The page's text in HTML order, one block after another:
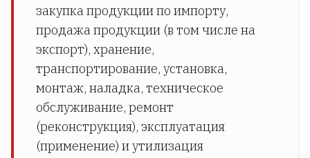
закупка продукции по импорту,
продажа продукции (в том числе на
экспорт), хранение,
транспортирование, установка,
монтаж, наладка, техническое
обслуживание, ремонт
(реконструкция), эксплуатация
(применение) и утилизация